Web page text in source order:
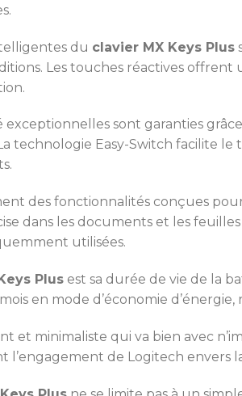
du clavier MX Keys Plus
Les touches réactives
sont garanties
technologie Easy-Switch facilite
des fonctionnalités conçues
dans les documents et les
utilisées.
Plus est sa durée de vie de la
mois en mode d’économie
et minimaliste qui va bien avec
l’engagement de Logitech envers